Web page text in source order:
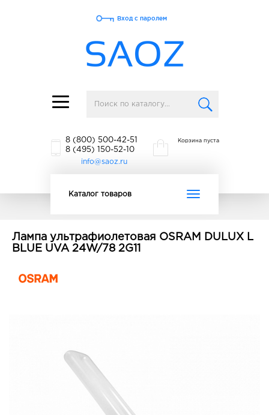
Toggle
navigation
Вход с паролем
8 (800) 500-42-51
8 (495) 150-52-10
info@saoz.ru
Корзина пуста
Toggle
Каталог товаров
Лампа ультрафиолетовая OSRAM DULUX L
BLUE UVA 24W/78 2G11